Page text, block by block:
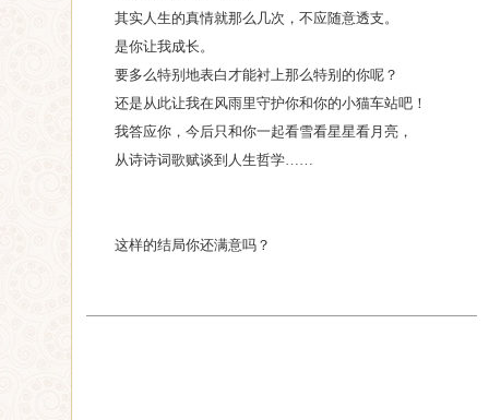
其实人生的真情就那么几次，不应随意透支。
是你让我成长。
要多么特别地表白才能衬上那么特别的你呢？
还是从此让我在风雨里守护你和你的小猫车站吧！
我答应你，今后只和你一起看雪看星星看月亮，
从诗诗词歌赋谈到人生哲学……
这样的结局你还满意吗？